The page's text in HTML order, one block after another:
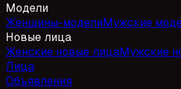
Модели
Женщины-моделиМужские
Новые лица
Женские новые лицаМужские
Лица
Объявления